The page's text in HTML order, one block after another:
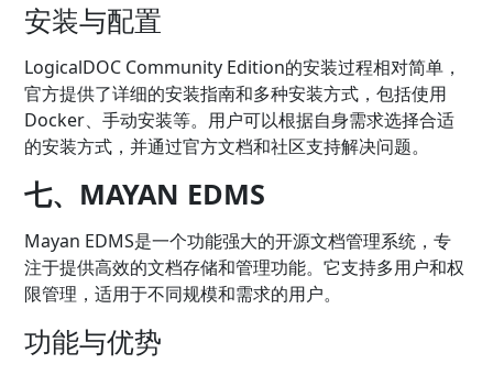
安装与配置
LogicalDOC Community Edition的安装过程相对简单，
官方提供了详细的安装指南和多种安装方式，包括使用
Docker、手动安装等。用户可以根据自身需求选择合适
的安装方式，并通过官方文档和社区支持解决问题。
七、MAYAN EDMS
Mayan EDMS是一个功能强大的开源文档管理系统，专
注于提供高效的文档存储和管理功能。它支持多用户和权
限管理，适用于不同规模和需求的用户。
功能与优势